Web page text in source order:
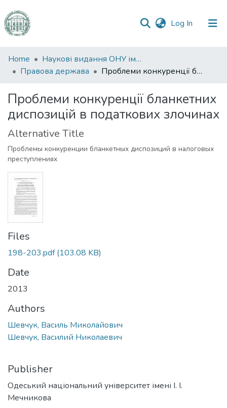
Log In (current)
Communities
&
All of DSpace
Statistics
Home
Наукові видання ОНУ імені І. І. Мечникова
Правова держава
Проблеми конкуренції бланкетних диспозицій в податкових злочинах
Проблеми конкуренції бланкетних
диспозицій в податкових злочинах
Alternative Title
Проблемы конкуренции бланкетных диспозиций в налоговых
преступлениях
Files
198-203.pdf(103.08 KB)
Date
2013
Authors
Шевчук, Василь Миколайович
Шевчук, Василий Николаевич
Publisher
Одеський національний університет імені І. І.
Мечникова